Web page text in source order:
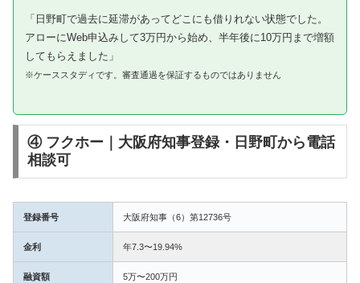
「日野町で過去に延滞があってどこにも借りれない状態でした。
アローにWeb申込みして3万円から始め、半年後に10万円まで増額
してもらえました」
※ケーススタディです。審査通過を保証するものではありません
④ フクホー｜大阪府知事登録・日野町から電話
相談可
登録番号 大阪府知事（6）第12736号
金利 年7.3〜19.94%
融資額 5万〜200万円